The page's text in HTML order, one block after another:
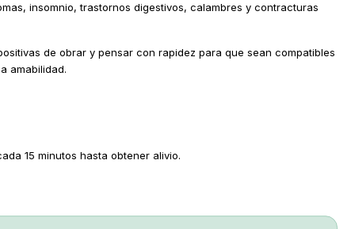
insomnio, trastornos digestivos, calambres y contracturas
de obrar y pensar con rapidez para que sean compatibles
amabilidad.
15 minutos hasta obtener alivio.